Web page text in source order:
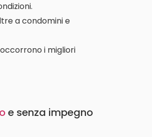
a condomini e
i migliori
e senza impegno